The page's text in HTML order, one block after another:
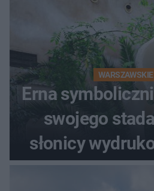
Erna
swojego
słonicy